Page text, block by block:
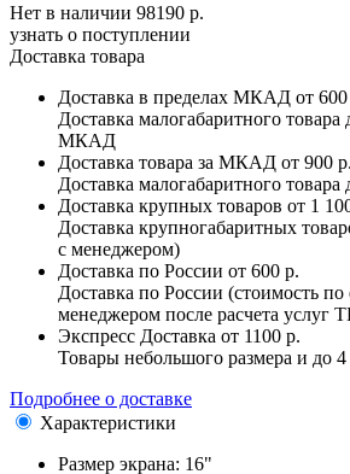
Нет в наличии 98190 р.
узнать о поступлении
Доставка товара
Доставка в пределах МКАД от
Доставка малогабаритного товара
МКАД
Доставка товара за МКАД от 900 р.
Доставка малогабаритного
Доставка крупных товаров от 1
Доставка крупногабаритных
с менеджером)
Доставка по России от 600 р.
Доставка по России (стоимость по
менеджером после расчета услуг
Экспресс Доставка от 1100 р.
Товары небольшого размера и до
Подробнее о доставке
Характеристики
Размер экрана: 16"